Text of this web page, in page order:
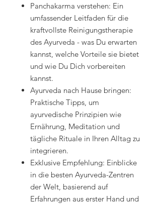
Panchakarma verstehen: Ein
umfassender Leitfaden für die
kraftvollste Reinigungstherapie
des Ayurveda - was Du erwarten
kannst, welche Vorteile sie bietet
und wie Du Dich vorbereiten
kannst.
Ayurveda nach Hause bringen:
Praktische Tipps, um
ayurvedische Prinzipien wie
Ernährung, Meditation und
tägliche Rituale in Ihren Alltag zu
integrieren.
Exklusive Empfehlung: Einblicke
in die besten Ayurveda-Zentren
der Welt, basierend auf
Erfahrungen aus erster Hand und